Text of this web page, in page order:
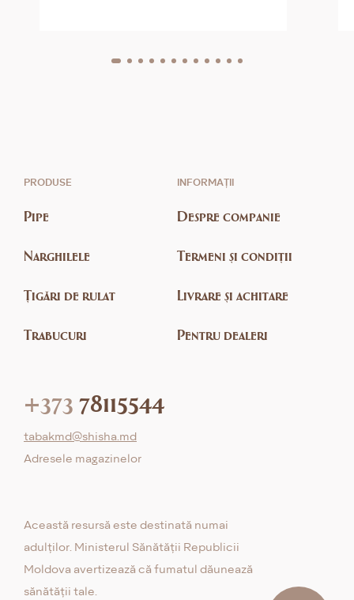
PRODUSE
Pipe
Narghilele
Țigări de rulat
Trabucuri
INFORMAȚII
Despre companie
Termeni și condiții
Livrare și achitare
Pentru dealeri
+373 78115544
tabakmd@shisha.md
Adresele magazinelor
Această resursă este destinată numai
adulților. Ministerul Sănătății Republicii
Moldova avertizează că fumatul dăunează
sănătății tale.